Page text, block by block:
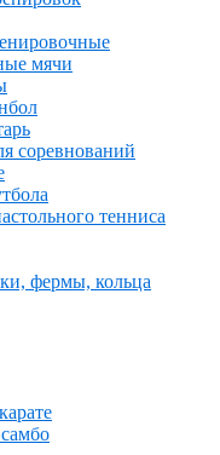
мячи
соревнований
тенниса
фермы, кольца